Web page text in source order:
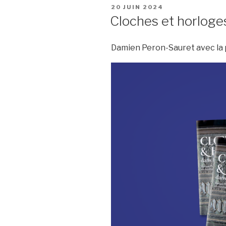
PUBLIÉ
20 JUIN 2024
Cloches et
Damien Peron-Sauret avec